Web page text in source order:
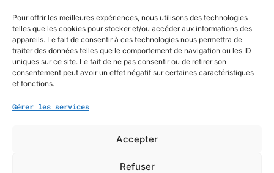
Pour offrir les meilleures expériences, nous utilisons des technologies
telles que les cookies pour stocker et/ou accéder aux informations des
appareils. Le fait de consentir à ces technologies nous permettra de
traiter des données telles que le comportement de navigation ou les ID
uniques sur ce site. Le fait de ne pas consentir ou de retirer son
consentement peut avoir un effet négatif sur certaines caractéristiques
et fonctions.
Gérer les services
Accepter
Refuser
Contactez-nous
Nom *
E-